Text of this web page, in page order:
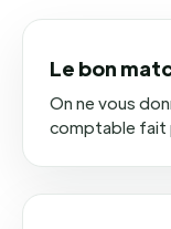
Le bon
On ne vous
comptable fait